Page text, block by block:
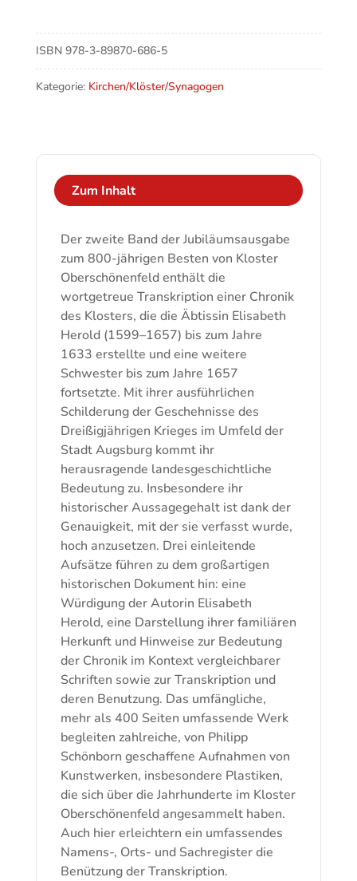
Die
Chronik
der
Elisabeth
ISBN 978-3-89870-686-5
Kategorie: Kirchen/Klöster/Synagogen
Zum Inhalt
Der zweite Band der Jubiläumsausgabe
zum 800-jährigen Besten von Kloster
Oberschönenfeld enthält die
wortgetreue Transkription einer Chronik
des Klosters, die die Äbtissin Elisabeth
Herold (1599–1657) bis zum Jahre
1633 erstellte und eine weitere
Schwester bis zum Jahre 1657
fortsetzte. Mit ihrer ausführlichen
Schilderung der Geschehnisse des
Dreißigjährigen Krieges im Umfeld der
Stadt Augsburg kommt ihr
herausragende landesgeschichtliche
Bedeutung zu. Insbesondere ihr
historischer Aussagegehalt ist dank der
Genauigkeit, mit der sie verfasst wurde,
hoch anzusetzen. Drei einleitende
Aufsätze führen zu dem großartigen
historischen Dokument hin: eine
Würdigung der Autorin Elisabeth
Herold, eine Darstellung ihrer familiären
Herkunft und Hinweise zur Bedeutung
der Chronik im Kontext vergleichbarer
Schriften sowie zur Transkription und
deren Benutzung. Das umfängliche,
mehr als 400 Seiten umfassende Werk
begleiten zahlreiche, von Philipp
Schönborn geschaffene Aufnahmen von
Kunstwerken, insbesondere Plastiken,
die sich über die Jahrhunderte im Kloster
Oberschönenfeld angesammelt haben.
Auch hier erleichtern ein umfassendes
Namens-, Orts- und Sachregister die
Benützung der Transkription.